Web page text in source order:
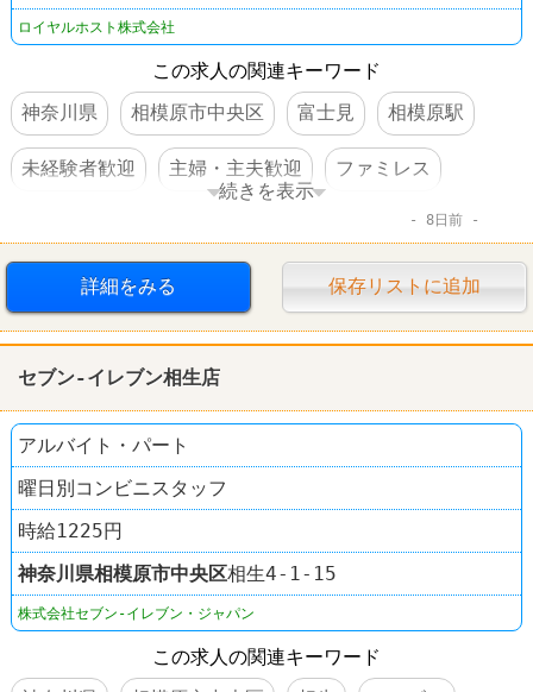
ロイヤルホスト株式会社
この求人の関連キーワード
神奈川県
相模原市中央区 富士見 相模原駅
未経験者歓迎 主婦・主夫歓迎 ファミレス
続きを表示
8日前
詳細をみる 保存リストに追加
セブン-イレブン相生店
アルバイト・パート
曜日別コンビニスタッフ
時給1225円
神奈川県相模原市中央区相生4-1-15
株式会社セブン-イレブン・ジャパン
この求人の関連キーワード